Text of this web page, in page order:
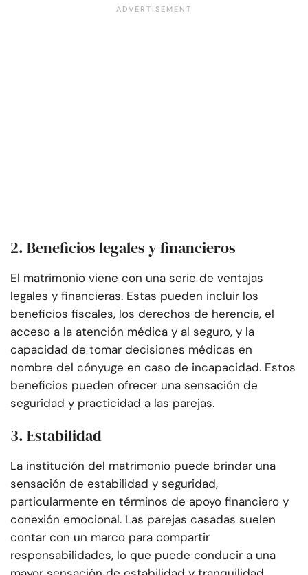
2. Beneficios legales y financieros
El matrimonio viene con una serie de ventajas
legales y financieras. Estas pueden incluir los
beneficios fiscales, los derechos de herencia, el
acceso a la atención médica y al seguro, y la
capacidad de tomar decisiones médicas en
nombre del cónyuge en caso de incapacidad. Estos
beneficios pueden ofrecer una sensación de
seguridad y practicidad a las parejas.
3. Estabilidad
La institución del matrimonio puede brindar una
sensación de estabilidad y seguridad,
particularmente en términos de apoyo financiero y
conexión emocional. Las parejas casadas suelen
contar con un marco para compartir
responsabilidades, lo que puede conducir a una